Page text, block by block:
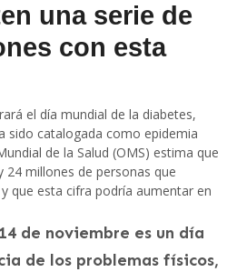
una serie de
con esta
el día mundial de la diabetes,
sido catalogada como epidemia
de la Salud (OMS) estima que
24 millones de personas que
que esta cifra podría aumentar en
de noviembre es un día
de los problemas físicos,